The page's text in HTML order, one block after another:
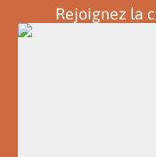
Rejoignez la